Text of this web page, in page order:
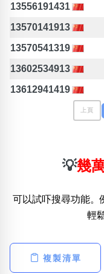
13556191431
13570141913
13570541319
13602534913
13612941419
上頁
💡幾
可以試吓搜尋功能。
輕
複製清單